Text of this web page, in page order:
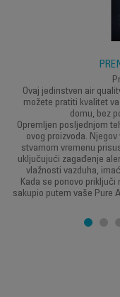
Ovaj jedinstven air
možete pratiti kvalitet
domu, bez
Opremljen posljednjom
ovog proizvoda.
stvarnom vremenu
uključujući zagađenje
vlažnosti vazduha,
Kada se ponovo
sakupio putem vaše Pure